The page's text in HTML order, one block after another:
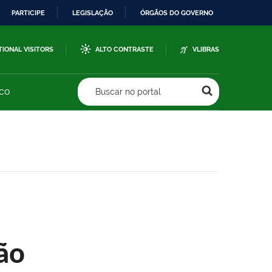
PARTICIPE LEGISLAÇÃO ÓRGÃOS DO GOVERNO
VISITORS ALTO CONTRASTE VLIBRAS
Buscar no portal